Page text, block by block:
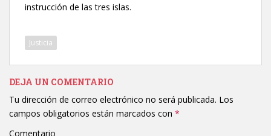
instrucción de las tres islas.
Justicia
DEJA UN COMENTARIO
Tu dirección de correo electrónico no será publicada. Los
campos obligatorios están marcados con *
Comentario